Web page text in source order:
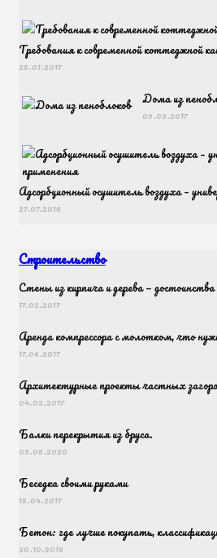
Требования к современной коттеджной
25.01.2017
Дома из
09.03.2017
Адсорбционный осушитель воздуха –
27.07.2016
Строительство
Cтены из кирпича и дерева —
17.02.2017
Аренда компрессора с молотком, что
17.06.2017
Архитектурные проекты частных
04.02.2017
Балки перекрытия из бруса.
09.08.2020
Беседка своими руками
15.04.2017
Бетон: где лучше покупать,
30.10.2016